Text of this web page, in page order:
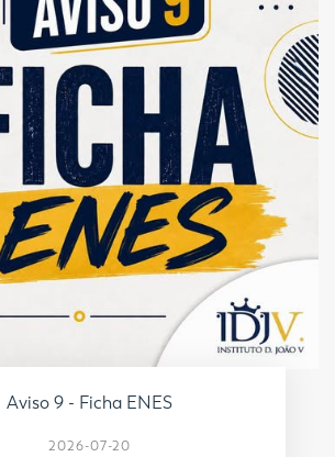
Aviso 9 - Ficha ENES
2026-07-20